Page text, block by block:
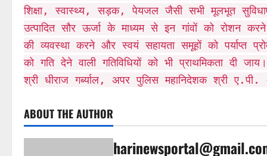
शिक्षा, स्वास्थ्य, सड़क, पेयजल जैसी सभी मूलभूत
उत्पादित सौर ऊर्जा के माध्यम से इन गांवों को रोशन
की व्यवस्था करने और स्वयं सहायता समूहों को पर्याप्त
को गति देने वाली गतिविधियों को भी प्राथमिकता दी
श्री धीराज गर्ब्याल, अपर पुलिस महानिदेशक श्री
ABOUT THE AUTHOR